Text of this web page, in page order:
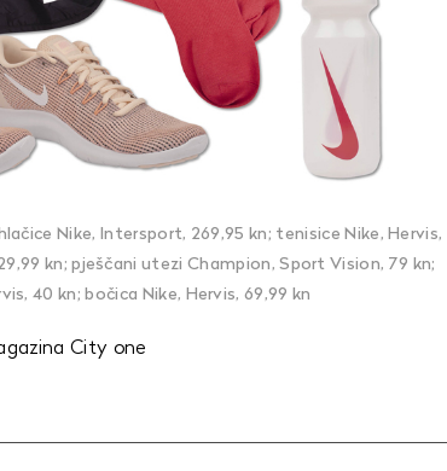
Nike, Intersport, 269,95 kn; tenisice Nike, Hervis,
kn; pješčani utezi Champion, Sport Vision, 79 kn;
40 kn; bočica Nike, Hervis, 69,99 kn
City one